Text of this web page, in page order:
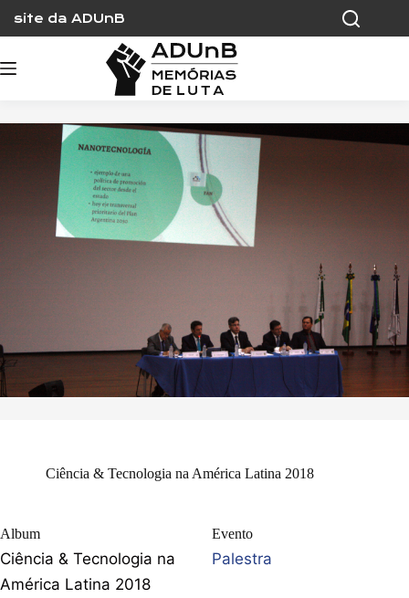
content
site da ADUnB
Ciência & Tecnologia na América Latina 2018
Album
Ciência & Tecnologia na
América Latina 2018
Evento
Palestra